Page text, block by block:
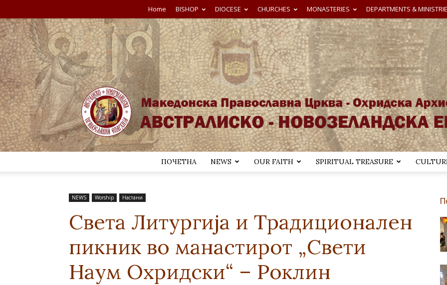
Home BISHOP DIOCESE CHURCHES MONASTERIES DEPARTMENTS &
новозеландска
ПОЧЕТНА NEWS OUR FAITH SPIRITUAL TREASURE
NEWS Worship Настани
Света Литургија и Традиционален
пикник во манастирот „Свети
Наум Охридски“ – Роклин